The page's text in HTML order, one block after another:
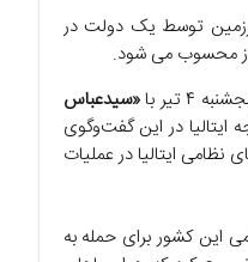
سرزمین توسط یک دولت در
محسوب می شود.
۴ تیر با
«سیدعباس
ایتالیا در این گفت‌وگوی
نظامی ایتالیا در عملیات
این کشور برای حمله به